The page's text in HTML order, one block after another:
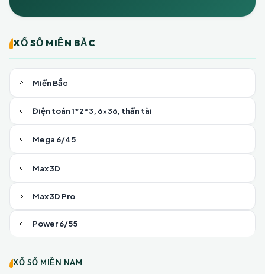
XỔ SỐ MIỀN BẮC
Miền Bắc
Điện toán 1*2*3, 6x36, thần tài
Mega 6/45
Max 3D
Max 3D Pro
Power 6/55
XỔ SỐ MIỀN NAM